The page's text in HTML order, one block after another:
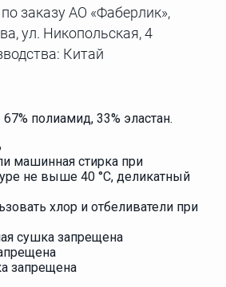
заказу АО «Фаберлик»,
ул. Никопольская, 4
Китай
полиамид, 33% эластан.
машинная стирка при
не выше 40 °С, деликатный
хлор и отбеливатели при
сушка запрещена
запрещена